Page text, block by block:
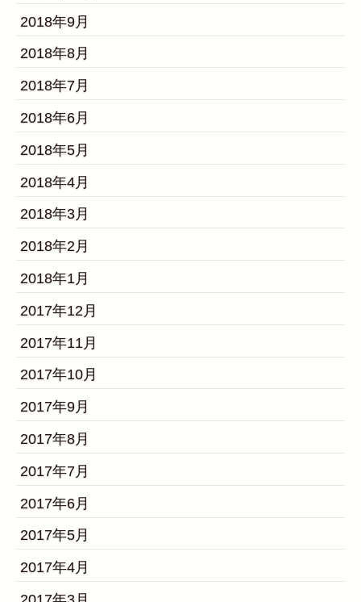
2018年9月
2018年8月
2018年7月
2018年6月
2018年5月
2018年4月
2018年3月
2018年2月
2018年1月
2017年12月
2017年11月
2017年10月
2017年9月
2017年8月
2017年7月
2017年6月
2017年5月
2017年4月